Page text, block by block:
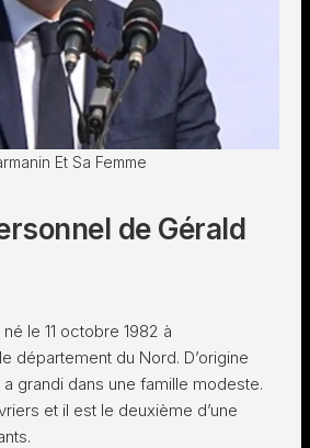
Et Sa Femme
de Gérald
le 11 octobre 1982 à
département du Nord. D’origine
grandi dans une famille modeste.
et il est le deuxième d’une